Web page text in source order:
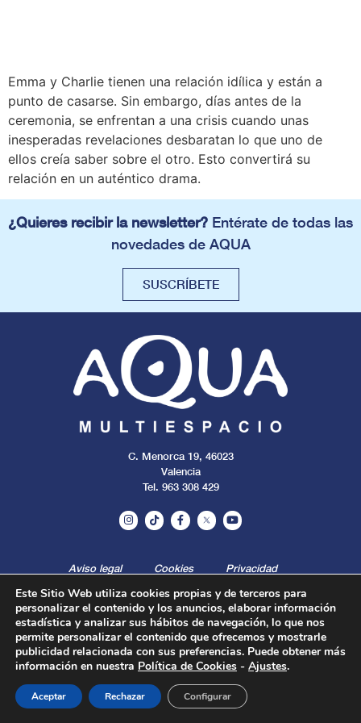
Emma y Charlie tienen una relación idílica y están a
punto de casarse. Sin embargo, días antes de la
ceremonia, se enfrentan a una crisis cuando unas
inesperadas revelaciones desbaratan lo que uno de
ellos creía saber sobre el otro. Esto convertirá su
relación en un auténtico drama.
¿Quieres recibir la newsletter? Entérate de todas las
novedades de AQUA
SUSCRÍBETE
C. Menorca 19, 46023
Valencia
Tel. 963 308 429
Todos los derechos reservados. 2024.
Aviso legal Cookies Privacidad
Este Sitio Web utiliza cookies propias y de terceros para
personalizar el contenido y los anuncios, elaborar información
estadística y analizar sus hábitos de navegación, lo que nos
permite personalizar el contenido que ofrecemos y mostrarle
publicidad relacionada con sus preferencias. Puede obtener más
información en nuestra Política de Cookies - Ajustes.
Aceptar Rechazar Configurar